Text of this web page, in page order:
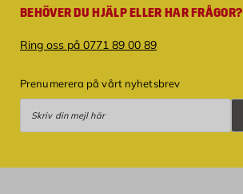
BEHÖVER DU HJÄLP ELLER HAR FRÅGOR?
Ring oss på 0771 89 00 89
Prenumerera på vårt nyhetsbrev